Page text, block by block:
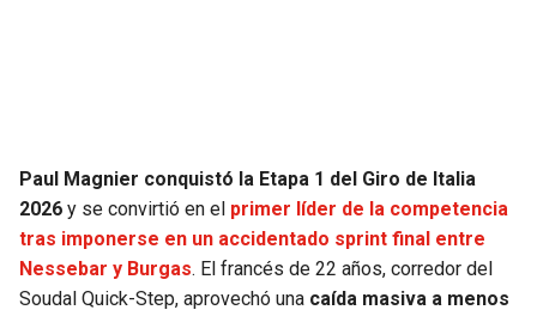
BEARS
LIONS
SPURS
NUGGETS
Paul Magnier conquistó la Etapa 1 del Giro de Italia
2026 y se convirtió en el primer líder de la competencia
tras imponerse en un accidentado sprint final entre
Nessebar y Burgas. El francés de 22 años, corredor del
Soudal Quick-Step, aprovechó una caída masiva a menos